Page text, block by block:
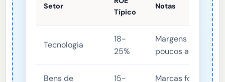
Setor
Típico
Notas
Tecnologia
18-
25%
Margens altas,
poucos ativos
Bens de
15-
Marcas fortes,